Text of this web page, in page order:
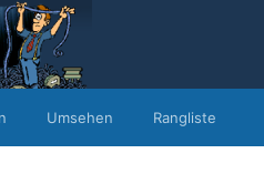
Umsehen Rangliste